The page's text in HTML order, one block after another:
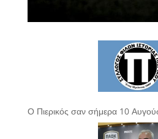
Ο Πιερικός σαν σήμερα 10